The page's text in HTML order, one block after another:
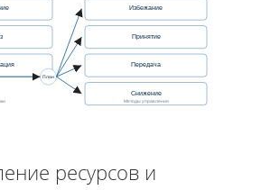
План
Избежание
Принятие
Передача
Снижение
Методы управления
ресурсов и